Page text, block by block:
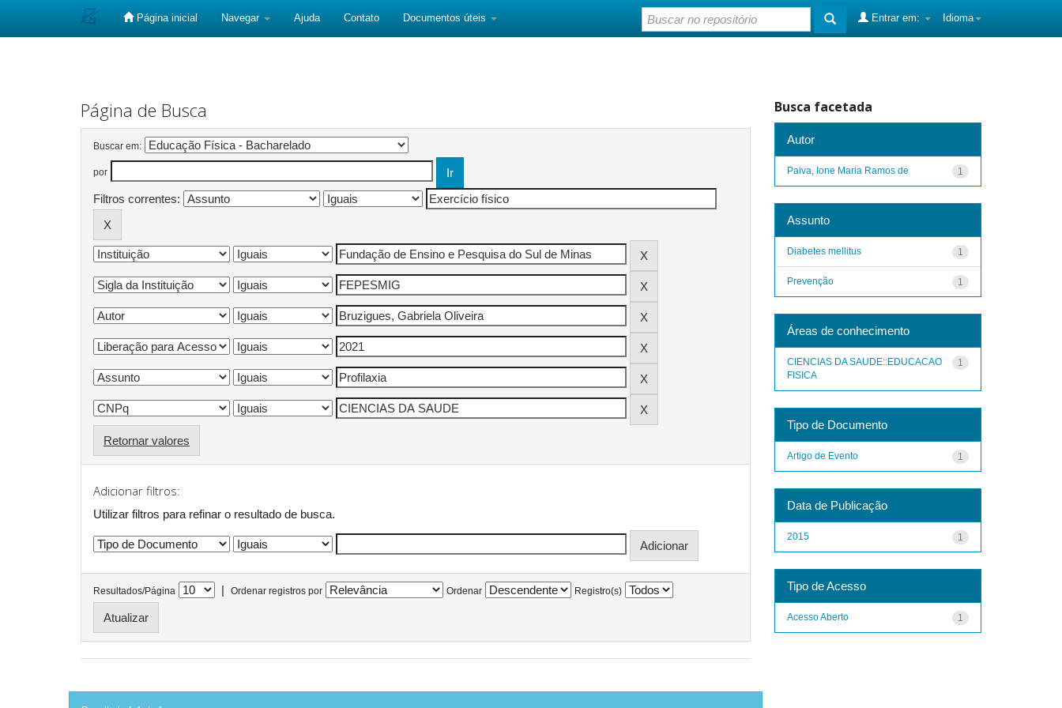
Página inicial Navegar Ajuda Contato Documentos úteis Idioma
Entrar em:
Página de Busca
Buscar em:
por
Filtros correntes:
Retornar valores
Adicionar filtros:
Utilizar filtros para refinar o resultado de busca.
Resultados/Página | Ordenar registros por Ordenar Registro(s)
Busca facetada
Autor
1
Paiva, Ione Maria Ramos de
Assunto
1
Diabetes mellitus
1
Prevenção
Áreas de conhecimento
1
CIENCIAS DA SAUDE::EDUCACAO
FISICA
Tipo de Documento
1
Artigo de Evento
Data de Publicação
1
2015
Tipo de Acesso
1
Acesso Aberto